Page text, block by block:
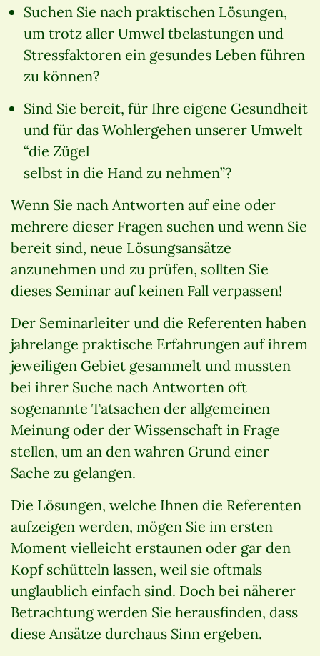
Suchen Sie nach praktischen Lösungen,
um trotz aller Umwel tbelastungen und
Stressfaktoren ein gesundes Leben führen
zu können?
Sind Sie bereit, für Ihre eigene Gesundheit
und für das Wohlergehen unserer Umwelt
“die Zügel
selbst in die Hand zu nehmen”?
Wenn Sie nach Antworten auf eine oder
mehrere dieser Fragen suchen und wenn Sie
bereit sind, neue Lösungsansätze
anzunehmen und zu prüfen, sollten Sie
dieses Seminar auf keinen Fall verpassen!
Der Seminarleiter und die Referenten haben
jahrelange praktische Erfahrungen auf ihrem
jeweiligen Gebiet gesammelt und mussten
bei ihrer Suche nach Antworten oft
sogenannte Tatsachen der allgemeinen
Meinung oder der Wissenschaft in Frage
stellen, um an den wahren Grund einer
Sache zu gelangen.
Die Lösungen, welche Ihnen die Referenten
aufzeigen werden, mögen Sie im ersten
Moment vielleicht erstaunen oder gar den
Kopf schütteln lassen, weil sie oftmals
unglaublich einfach sind. Doch bei näherer
Betrachtung werden Sie herausfinden, dass
diese Ansätze durchaus Sinn ergeben.